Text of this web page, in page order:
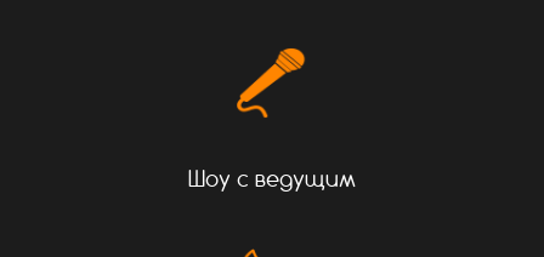
Шоу с ведущим